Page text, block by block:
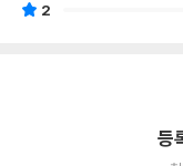
2
등